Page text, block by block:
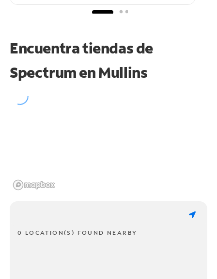
Encuentra tiendas de
Spectrum enMullins
0 LOCATION(S) FOUND NEARBY